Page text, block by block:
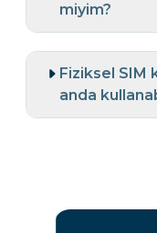
miyim?
Fiziksel SIM
anda